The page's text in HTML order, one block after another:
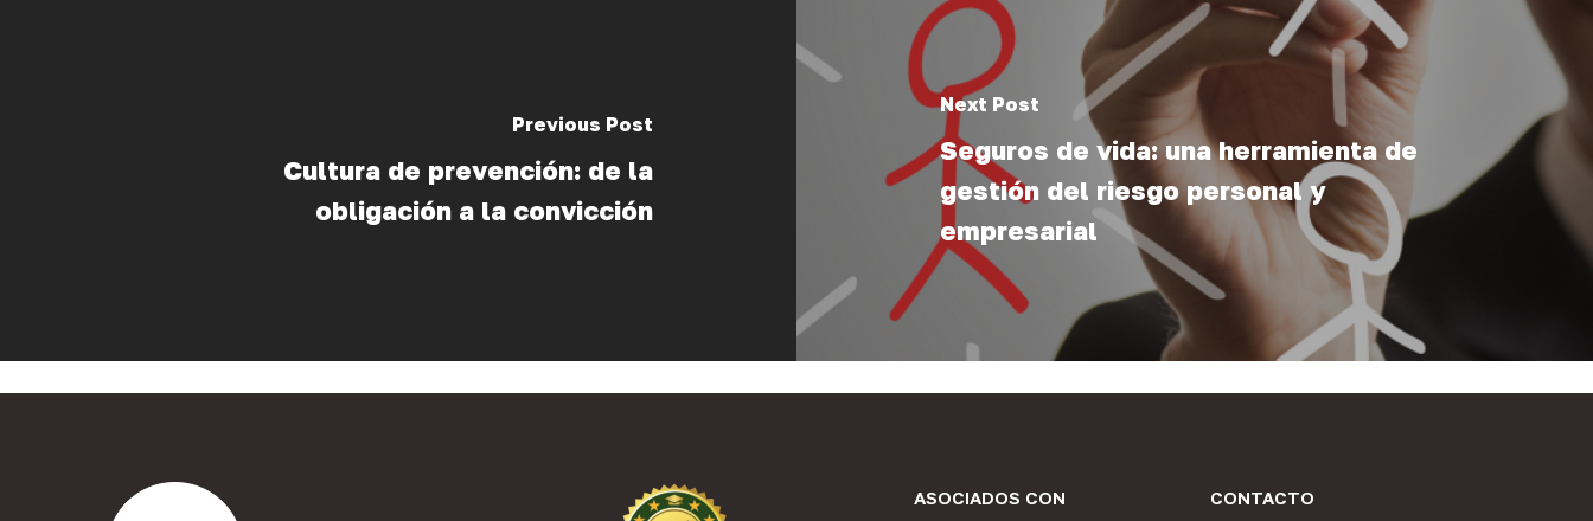
Previous Post
Cultura de prevención: de la
obligación a la convicción
Next Post
Seguros de vida: una herramienta de
gestión del riesgo personal y
empresarial
ASOCIADOS CON CONTACTO